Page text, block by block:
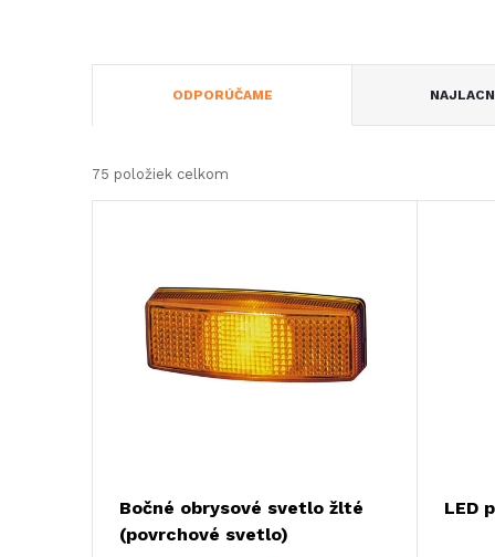
d
ODPORÚČAME
75 položiek celkom
Bočné obrysové svetlo žlté
(povrchové svetlo)
LED